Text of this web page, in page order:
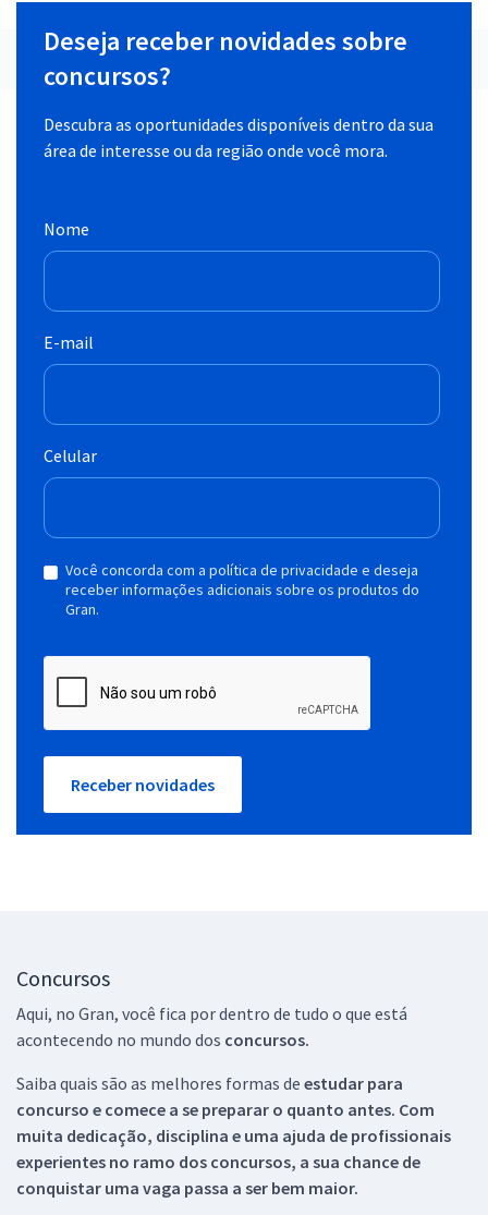
Deseja receber novidades sobre
concursos?
Descubra as oportunidades disponíveis dentro da sua
área de interesse ou da região onde você mora.
Nome
E-mail
Celular
Você concorda com a política de privacidade e deseja
receber informações adicionais sobre os produtos do
Gran.
Receber novidades
Concursos
Aqui, no Gran, você fica por dentro de tudo o que está
acontecendo no mundo dos concursos.
Saiba quais são as melhores formas de estudar para
concurso e comece a se preparar o quanto antes. Com
muita dedicação, disciplina e uma ajuda de profissionais
experientes no ramo dos concursos, a sua chance de
conquistar uma vaga passa a ser bem maior.